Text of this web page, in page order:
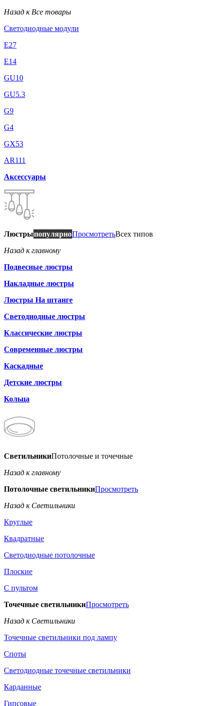
Назад к Все товары
Светодиодные модули
E27
E14
GU10
GU5.3
G9
G4
GX53
AR111
Аксессуары
ЛюстрыпопулярноПросмотретьВсех типов
Назад к главному
Подвесные люстры
Накладные люстры
Люстры На штанге
Светодиодные люстры
Классические люстры
Современные люстры
Каскадные
Детские люстры
Кольца
СветильникиПотолочные и точечные
Назад к главному
Потолочные светильникиПросмотреть
Назад к Светильники
Круглые
Квадратные
Светодиодные потолочные
Плоские
С пультом
Точечные светильникиПросмотреть
Назад к Светильники
Точечные светильники под лампу
Споты
Светодиодные точечные светильники
Карданные
Гипсовые